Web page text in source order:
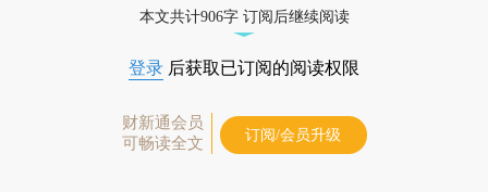
本文共计906字 订阅后继续阅读
登录 后获取已订阅的阅读权限
财新通会员
可畅读全文
订阅/会员升级